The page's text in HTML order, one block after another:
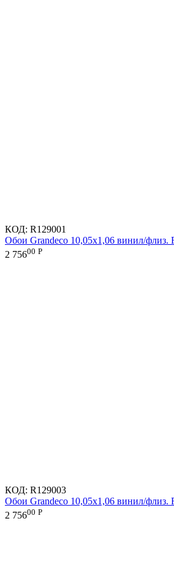
КОД: R129001
Обои Grandeco 10,05х1,06 винил/флиз.
2 75600 Р
КОД: R129003
Обои Grandeco 10,05х1,06 винил/флиз.
2 75600 Р